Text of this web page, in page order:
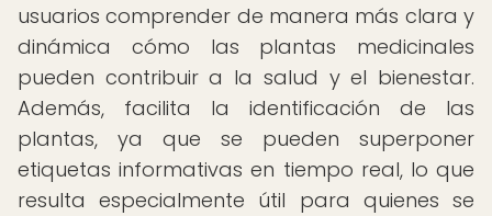
usuarios comprender de manera más clara y
dinámica cómo las plantas medicinales
pueden contribuir a la salud y el bienestar.
Además, facilita la identificación de las
plantas, ya que se pueden superponer
etiquetas informativas en tiempo real, lo que
resulta especialmente útil para quienes se